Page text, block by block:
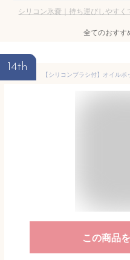
シリコン氷嚢｜持ち運びしやすく
全てのおすす
14th
この商品